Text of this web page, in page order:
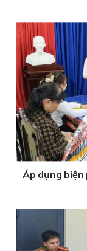
Áp dụng biện